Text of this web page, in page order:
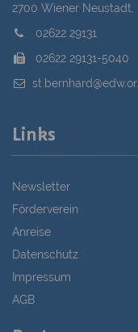
2700 Wiener Neustadt,
02622 29131
02622 29131-5040
Links
Newsletter
Förderverein
Anreise
Datenschutz
Impressum
AGB